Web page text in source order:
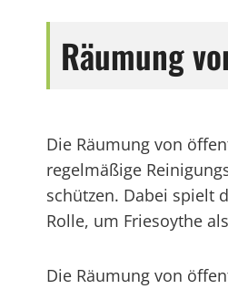
Räumung
Die Räumung von
regelmäßige
schützen. Dabei spielt
Rolle, um Friesoythe
Die Räumung von